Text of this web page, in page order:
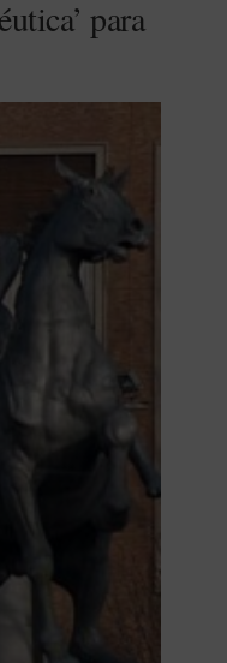
para